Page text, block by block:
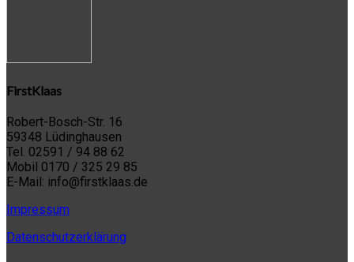
FirstKlaas
Robert-Bosch-Str. 16
59348 Lüdinghausen
Tel. 02591 / 94 88 62
Mobil 0170 / 325 29 85
E-Mail: info@firstklaas.de
Impressum
Datenschutzerklärung